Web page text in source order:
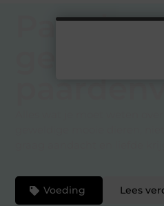
Voeding Lees